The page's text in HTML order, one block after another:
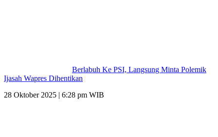
Berlabuh Ke PSI, Langsung Minta Polemik
Ijasah Wapres Dihentikan
28 Oktober 2025 | 6:28 pm WIB